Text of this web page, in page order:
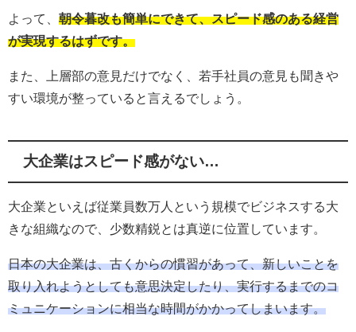
よって、 朝令暮改も簡単にできて、スピード感のある経営
が実現するはずです。
また、上層部の意見だけでなく、若手社員の意見も聞きや
すい環境が整っていると言えるでしょう。
大企業はスピード感がない…
大企業といえば従業員数万人という規模でビジネスする大
きな組織なので、少数精鋭とは真逆に位置しています。
日本の大企業は、古くからの慣習があって、新しいことを
取り入れようとしても意思決定したり、実行するまでのコ
ミュニケーションに相当な時間がかかってしまいます。